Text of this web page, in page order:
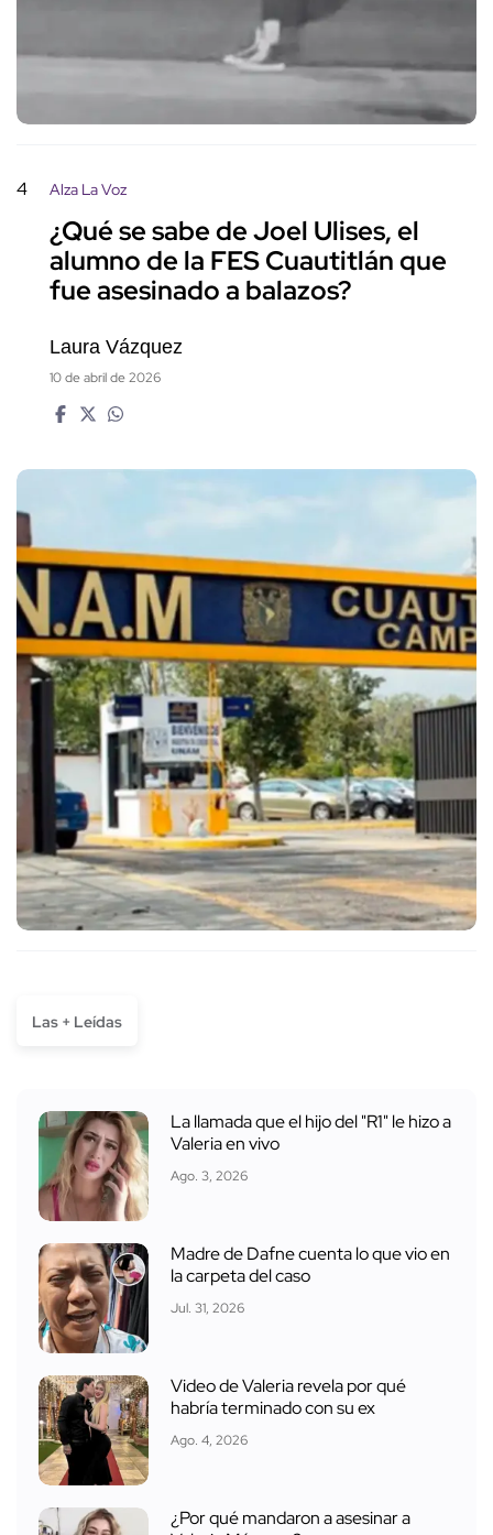
4 Alza La Voz
¿Qué se sabe de Joel Ulises, el
alumno de la FES Cuautitlán que
fue asesinado a balazos?
Laura Vázquez
10 de abril de 2026
Las + Leídas
La llamada que el hijo del "R1" le hizo a
Valeria en vivo
Ago. 3, 2026
Madre de Dafne cuenta lo que vio en
la carpeta del caso
Jul. 31, 2026
Video de Valeria revela por qué
habría terminado con su ex
Ago. 4, 2026
¿Por qué mandaron a asesinar a